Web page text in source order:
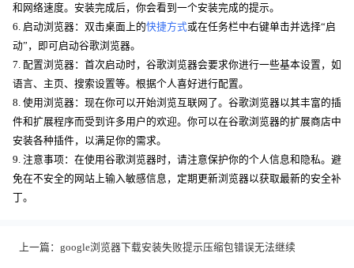
和网络速度。安装完成后，你会看到一个安装完成的提示。
6. 启动浏览器：双击桌面上的快捷方式或在任务栏中右键单击并选择“启
动”，即可启动谷歌浏览器。
7. 配置浏览器：首次启动时，谷歌浏览器会要求你进行一些基本设置，如
语言、主页、搜索设置等。根据个人喜好进行配置。
8. 使用浏览器：现在你可以开始浏览互联网了。谷歌浏览器以其丰富的插
件和扩展程序而受到许多用户的欢迎。你可以在谷歌浏览器的扩展商店中
安装各种插件，以满足你的需求。
9. 注意事项：在使用谷歌浏览器时，请注意保护你的个人信息和隐私。避
免在不安全的网站上输入敏感信息，定期更新浏览器以获取最新的安全补
丁。
上一篇： google浏览器下载安装失败提示压缩包错误无法继续